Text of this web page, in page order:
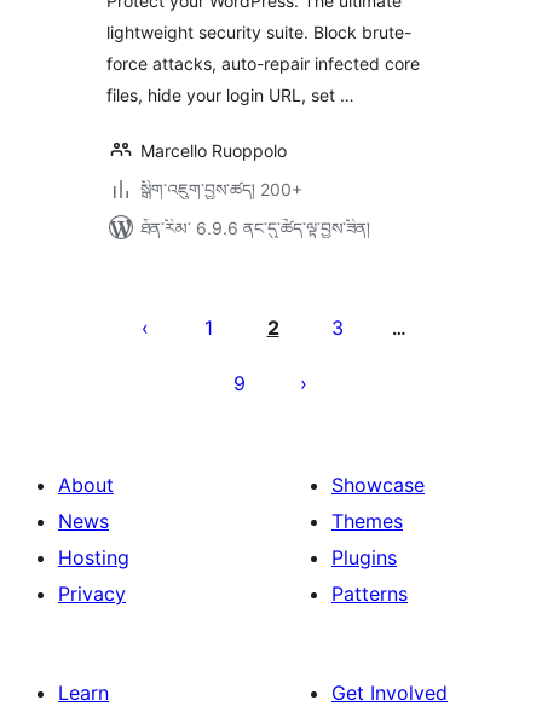
lightweight security suite. Block brute-
force attacks, auto-repair infected core
files, hide your login URL, set …
Marcello Ruoppolo
སྒྲིག་འཇུག་བྱས་ཚད། 200+
ཐོན་རིམ་ 6.9.6 ནང་དུ་ཚོད་ལྟ་བྱས་ཟིན།
pagination
1 2 3 …
9
About
News
Hosting
Privacy
Showcase
Themes
Plugins
Patterns
Learn
Get Involved